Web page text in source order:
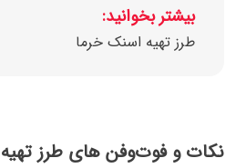
بیشتر بخوانید:
طرز تهیه اسنک خرما
نکات و فوت‌وفن‌ های طرز